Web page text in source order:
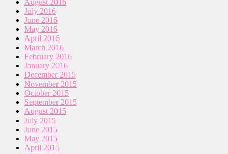
August 2016
July 2016
June 2016
May 2016
April 2016
March 2016
February 2016
January 2016
December 2015
November 2015
October 2015
September 2015
August 2015
July 2015
June 2015
May 2015
April 2015